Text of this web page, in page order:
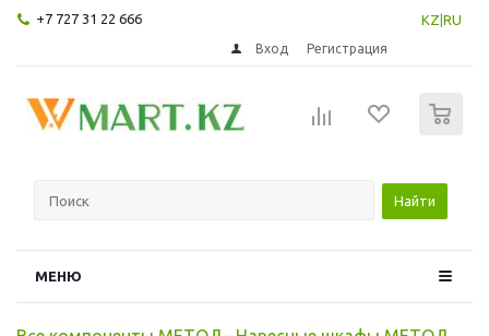
+7 727 31 22 666 KZ RU
Вход Регистрация
Найти
МЕНЮ